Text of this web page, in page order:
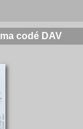
codé DAV